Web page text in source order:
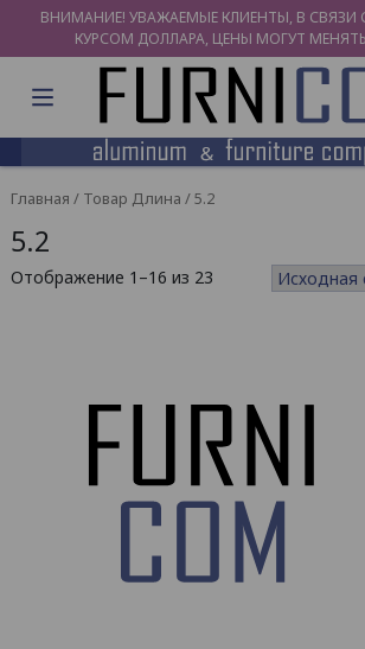
ВНИМАНИЕ! УВАЖАЕМЫЕ КЛИЕНТЫ, В СВЯЗИ
КУРСОМ ДОЛЛАРА, ЦЕНЫ МОГУТ
Главная / Товар Длина / 5.2
5.2
Отображение 1–16 из 23